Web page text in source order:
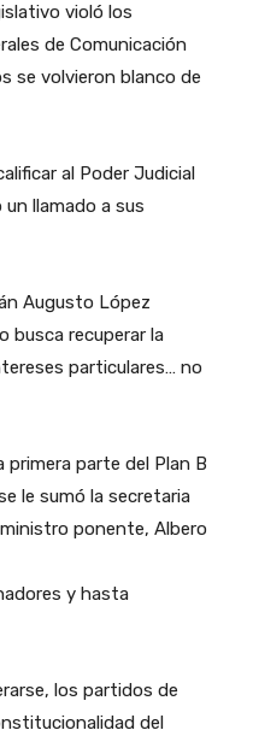
violó los
de Comunicación
se volvieron blanco de
al Poder Judicial
un llamado a sus
Augusto López
busca recuperar la
particulares… no
primera parte del Plan B
le sumó la secretaria
ponente, Albero
y hasta
los partidos de
del